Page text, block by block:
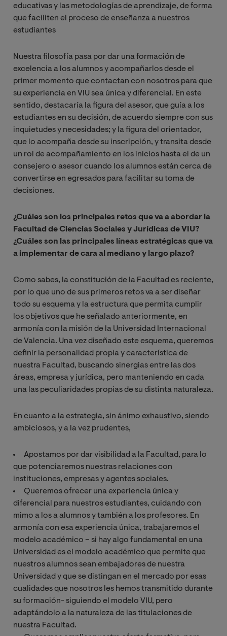
educativas y las metodologías de aprendizaje, de forma
que faciliten el proceso de enseñanza a nuestros
estudiantes
Nuestra filosofía pasa por dar una formación de
excelencia a los alumnos y acompañarlos desde el
primer momento que contactan con nosotros para que
su experiencia en VIU sea única y diferencial. En este
sentido, destacaría la figura del asesor, que guía a los
estudiantes en su decisión, de acuerdo siempre con sus
inquietudes y necesidades; y la figura del orientador,
que lo acompaña desde su inscripción, y transita desde
un rol de acompañamiento en los inicios hasta el de un
consejero o asesor cuando los alumnos están cerca de
convertirse en egresados para facilitar su toma de
decisiones.
¿Cuáles son los principales retos que va a abordar la
Facultad de Ciencias Sociales y Jurídicas de VIU?
¿Cuáles son las principales líneas estratégicas que va
a implementar de cara al mediano y largo plazo?
Como sabes, la constitución de la Facultad es reciente,
por lo que uno de sus primeros retos va a ser diseñar
todo su esquema y la estructura que permita cumplir
los objetivos que he señalado anteriormente, en
armonía con la misión de la Universidad Internacional
de Valencia. Una vez diseñado este esquema, queremos
definir la personalidad propia y característica de
nuestra Facultad, buscando sinergias entre las dos
áreas, empresa y jurídica, pero manteniendo en cada
una las peculiaridades propias de su distinta naturaleza.
En cuanto a la estrategia, sin ánimo exhaustivo, siendo
ambiciosos, y a la vez prudentes,
Apostamos por dar visibilidad a la Facultad, para lo
que potenciaremos nuestras relaciones con
instituciones, empresas y agentes sociales.
Queremos ofrecer una experiencia única y
diferencial para nuestros estudiantes, cuidando con
mimo a los a alumnos y también a los profesores. En
armonía con esa experiencia única, trabajaremos el
modelo académico – si hay algo fundamental en una
Universidad es el modelo académico que permite que
nuestros alumnos sean embajadores de nuestra
Universidad y que se distingan en el mercado por esas
cualidades que nosotros les hemos transmitido durante
su formación- siguiendo el modelo VIU, pero
adaptándolo a la naturaleza de las titulaciones de
nuestra Facultad.